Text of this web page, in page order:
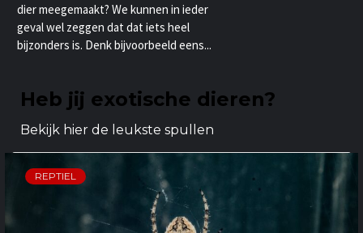
dier meegemaakt? We kunnen in ieder
geval wel zeggen dat dat iets heel
bijzonders is. Denk bijvoorbeeld eens...
Heb jij exotische dieren?
Bekijk hier de leukste spullen
REPTIEL